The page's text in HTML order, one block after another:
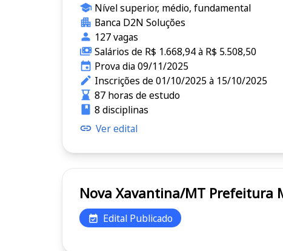
Nível superior, médio, fundamental
Banca D2N Soluções
127 vagas
Salários de R$ 1.668,94 à R$ 5.508,50
Prova dia 09/11/2025
Inscrições de 01/10/2025 à 15/10/2025
87 horas de estudo
8 disciplinas
Ver edital
Nova
Edital Publicado